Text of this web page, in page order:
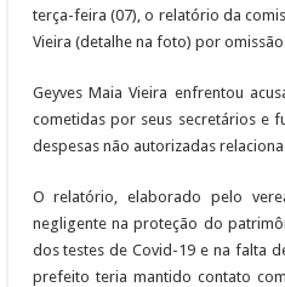
terça-feira (07), o relatório da
Vieira (detalhe na foto) por
Geyves Maia Vieira enfrentou
cometidas por seus secretários e
despesas não autorizadas
O relatório, elaborado pelo
negligente na proteção do
dos testes de Covid-19 e na falta
prefeito teria mantido contato